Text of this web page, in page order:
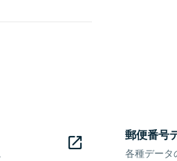
郵便番号
各種データ